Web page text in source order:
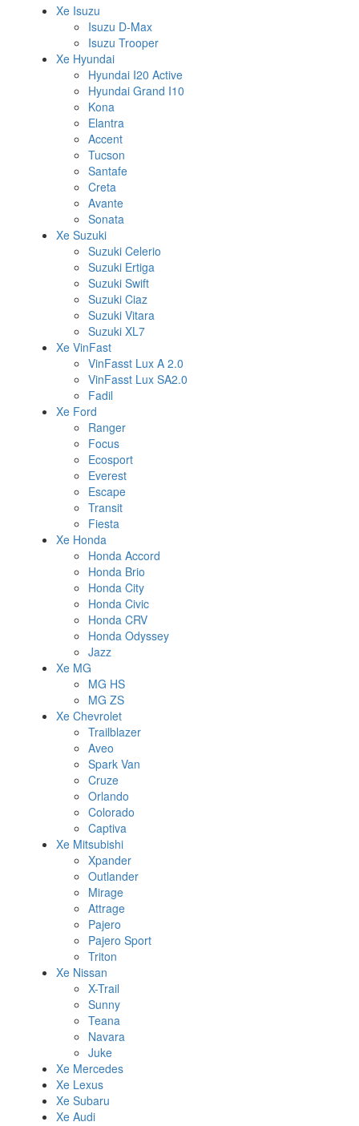
Xe Isuzu
Isuzu D-Max
Isuzu Trooper
Xe Hyundai
Hyundai I20 Active
Hyundai Grand I10
Kona
Elantra
Accent
Tucson
Santafe
Creta
Avante
Sonata
Xe Suzuki
Suzuki Celerio
Suzuki Ertiga
Suzuki Swift
Suzuki Ciaz
Suzuki Vitara
Suzuki XL7
Xe VinFast
VinFasst Lux A 2.0
VinFasst Lux SA2.0
Fadil
Xe Ford
Ranger
Focus
Ecosport
Everest
Escape
Transit
Fiesta
Xe Honda
Honda Accord
Honda Brio
Honda City
Honda Civic
Honda CRV
Honda Odyssey
Jazz
Xe MG
MG HS
MG ZS
Xe Chevrolet
Trailblazer
Aveo
Spark Van
Cruze
Orlando
Colorado
Captiva
Xe Mitsubishi
Xpander
Outlander
Mirage
Attrage
Pajero
Pajero Sport
Triton
Xe Nissan
X-Trail
Sunny
Teana
Navara
Juke
Xe Mercedes
Xe Lexus
Xe Subaru
Xe Audi